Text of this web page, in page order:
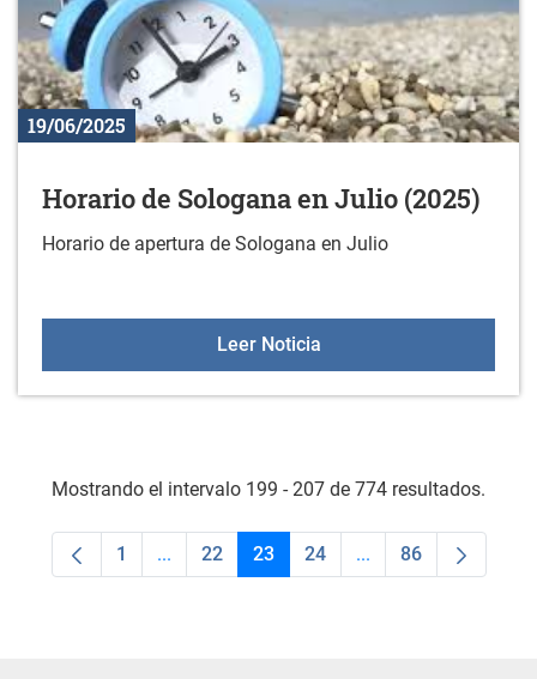
19/06/2025
Horario de Sologana en Julio (2025)
Horario de apertura de Sologana en Julio
Leer NoticiaHorario de Sologana en
Mostrando el intervalo 199 - 207 de 774 resultados.
Página
1 ...Páginas intermedias Use TAB para
Página
22 Página
23 Página
24 ...PáginasPágina
86